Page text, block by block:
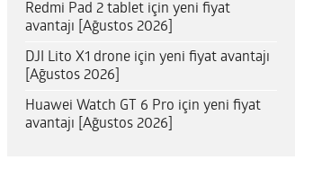
Redmi Pad 2 tablet için yeni fiyat
avantajı [Ağustos 2026]
DJI Lito X1 drone için yeni fiyat avantajı
[Ağustos 2026]
Huawei Watch GT 6 Pro için yeni fiyat
avantajı [Ağustos 2026]